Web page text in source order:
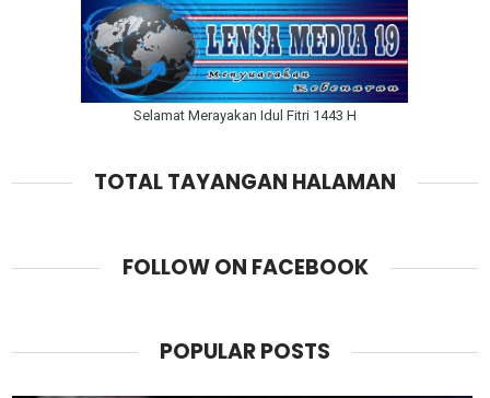
Selamat Merayakan Idul Fitri 1443 H
TOTAL TAYANGAN HALAMAN
FOLLOW ON FACEBOOK
POPULAR POSTS